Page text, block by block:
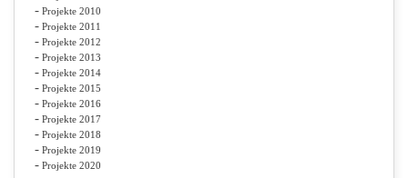
Projekte 2010
Projekte 2011
Projekte 2012
Projekte 2013
Projekte 2014
Projekte 2015
Projekte 2016
Projekte 2017
Projekte 2018
Projekte 2019
Projekte 2020